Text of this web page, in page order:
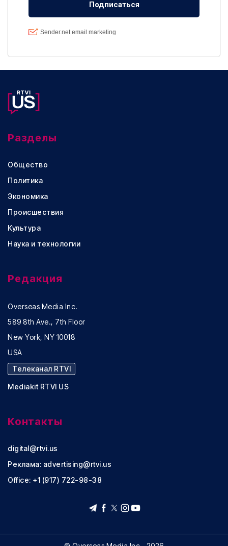
Разделы
Общество
Политика
Экономика
Происшествия
Культура
Наука и технологии
Редакция
Overseas Media Inc.
589 8th Ave., 7th Floor
New York, NY 10018
USA
Телеканал RTVI
Mediakit RTVI US
Контакты
digital@rtvi.us
Реклама: advertising@rtvi.us
Office: +1 (917) 722-98-38